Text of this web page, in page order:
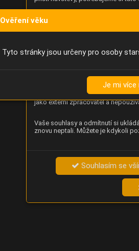
Analýza chování návštěvníků na
stránek a heatmapy), která
zlepšovat obsah a použitelnost.
jako externí zpracovatel a
Vaše souhlasy a odmítnutí si
znovu neptali. Můžete je kdykoli
Souhlasím se
Ověření věku
Tyto stránky jsou určeny pro osoby
Je mi více